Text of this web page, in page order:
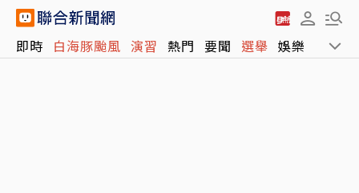
即時 白海豚颱風 演習 熱門 要聞 選舉 娛樂 運動